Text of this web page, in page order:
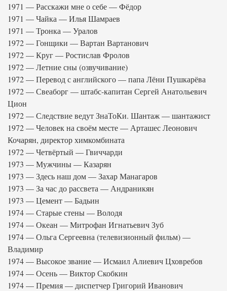
1971 — Расскажи мне о себе — Фёдор
1971 — Чайка — Илья Шамраев
1971 — Тронка — Уралов
1972 — Гонщики — Вартан Вартанович
1972 — Круг — Ростислав Фролов
1972 — Летние сны (озвучивание)
1972 — Перевод с английского — папа Лёни Пушкарёва
1972 — Свеаборг — штабс-капитан Сергей Анатольевич
Цион
1972 — Следствие ведут ЗнаТоКи. Шантаж — шантажист
1972 — Человек на своём месте — Арташес Леонович
Кочарян, директор химкомбината
1972 — Четвёртый — Гвиччарди
1973 — Мужчины — Казарян
1973 — Здесь наш дом — Захар Манагаров
1973 — За час до рассвета — Андраникян
1973 — Цемент — Бадьин
1974 — Старые стены — Володя
1974 — Океан — Митрофан Игнатьевич Зуб
1974 — Ольга Сергеевна (телевизионный фильм) —
Владимир
1974 — Высокое звание — Исмаил Алиевич Цховребов
1974 — Осень — Виктор Скобкин
1974 — Премия — диспетчер Григорий Иванович